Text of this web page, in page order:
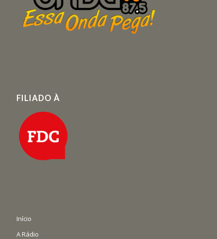
FILIADO À
Início
A Rádio